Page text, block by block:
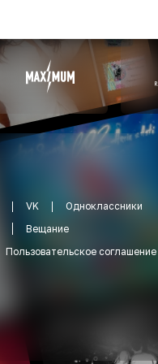
VK
Одноклассники
Вещание
Пользовательское соглашение